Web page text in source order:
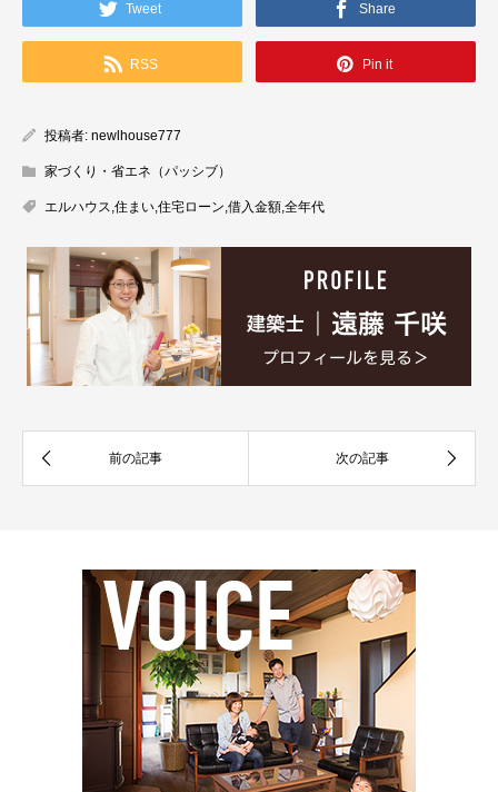
Tweet Share
RSS Pin it
投稿者: newlhouse777
家づくり・省エネ（パッシブ）
エルハウス,住まい,住宅ローン,借入金額,全年代